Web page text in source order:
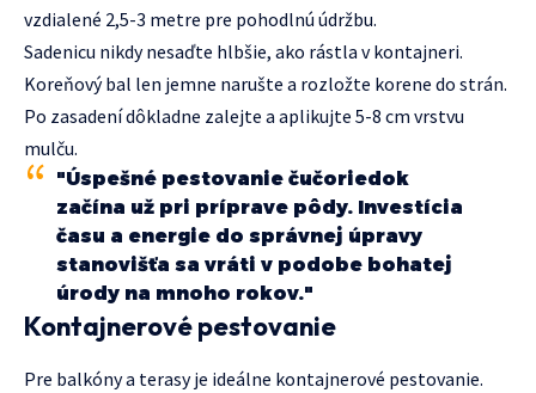
vzdialené 2,5-3 metre pre pohodlnú údržbu.
Sadenicu nikdy nesaďte hlbšie, ako rástla v kontajneri.
Koreňový bal len jemne narušte a rozložte korene do strán.
Po zasadení dôkladne zalejte a aplikujte 5-8 cm vrstvu
mulču.
"Úspešné pestovanie čučoriedok
začína už pri príprave pôdy. Investícia
času a energie do správnej úpravy
stanovišťa sa vráti v podobe bohatej
úrody na mnoho rokov."
Kontajnerové pestovanie
Pre balkóny a terasy je ideálne kontajnerové pestovanie.